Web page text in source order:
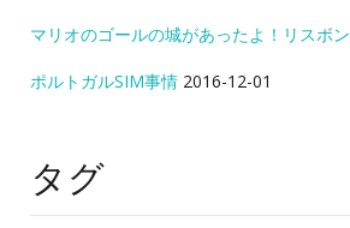
マリオのゴールの城があったよ！リスボン
ポルトガルSIM事情 2016-12-01
タグ